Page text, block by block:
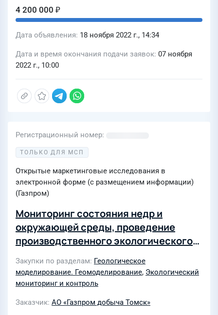
4 200 000 ₽
Дата объявления 18 ноября 2022 г., 14:34
Дата и время окончания подачи заявок 07 ноября
2022 г., 10:00
Регистрационный номер
ТОЛЬКО ДЛЯ МСП
Открытые маркетинговые исследования в
электронной форме (с размещением информации)
(Газпром)
Мониторинг состояния недр и
окружающей среды, проведение
производственного экологического
контроля водозаборов на территории
месторождений Общества в 2023 году
для нужд АО "Газпром добыча Томск"
Закупки по разделам
Геологическое
моделирование. Геомоделирование, Экологический
мониторинг и контроль
Заказчик АО «Газпром добыча Томск»